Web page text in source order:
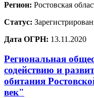
Регион: Ростовская
Статус:
Дата ОГРН: 13.11.2020
Региональная
содействию и
обитания
век"